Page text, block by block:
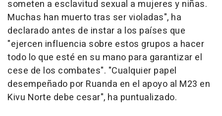
someten a esclavitud sexual a mujeres y niñas.
Muchas han muerto tras ser violadas", ha
declarado antes de instar a los países que
"ejercen influencia sobre estos grupos a hacer
todo lo que esté en su mano para garantizar el
cese de los combates". "Cualquier papel
desempeñado por Ruanda en el apoyo al M23 en
Kivu Norte debe cesar", ha puntualizado.